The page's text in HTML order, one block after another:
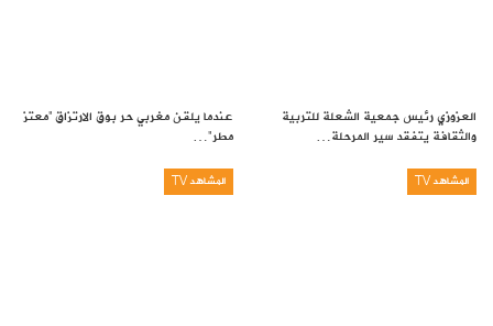
العزوزي رئيس جمعية الشعلة للتربية
والثقافة يتفقد سير المرحلة…
عندما يلقن مغربي حر بوق الارتزاق “معتز
مطر”…
المشاهد TV المشاهد TV